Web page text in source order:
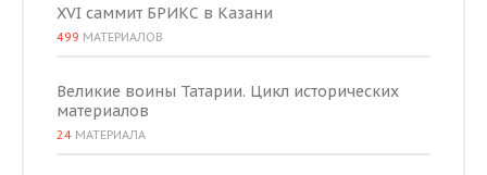
XVI саммит БРИКС в Казани
499 МАТЕРИАЛОВ
Великие воины Татарии. Цикл исторических
материалов
24 МАТЕРИАЛА